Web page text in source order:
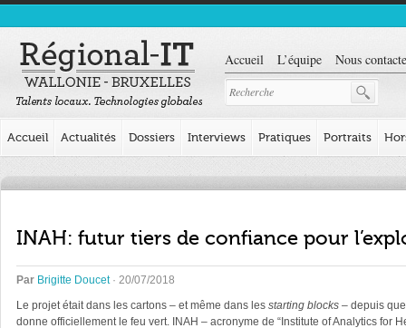
Accueil L’équipe Nous
Accueil Actualités Dossiers Interviews Pratiques Portraits
INAH: futur tiers de confiance pour
Par Brigitte Doucet· 20/07/2018
Le projet était dans les cartons – et même dans les starting blocks – depuis
donne officiellement le feu vert. INAH – acronyme de “Institute of Analytics for